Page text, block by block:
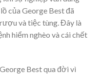
của George Best đã
và tiệc tùng. Đây là
hiểm nghèo và cái chết
Best qua đời vì